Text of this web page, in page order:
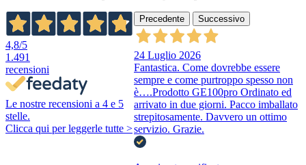
4,8/5
1.491
recensioni
Le nostre recensioni a 4 e 5
stelle.
Clicca qui per leggerle tutte >
Precedente Successivo
24 Luglio 2026
Fantastica. Come dovrebbe essere
sempre e come purtroppo spesso non
è….Prodotto GE100pro Ordinato ed
arrivato in due giorni. Pacco imballato
strepitosamente. Davvero un ottimo
servizio. Grazie.